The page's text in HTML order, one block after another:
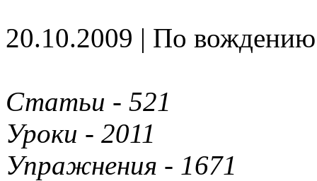
20.10.2009 | По вождению
Статьи - 521
Уроки - 2011
Упражнения - 1671